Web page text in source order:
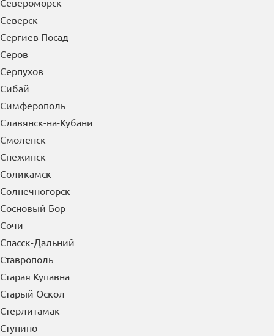
Северодвинск
Североморск
Северск
Сергиев Посад
Серов
Серпухов
Сибай
Симферополь
Славянск-на-Кубани
Смоленск
Снежинск
Соликамск
Солнечногорск
Сосновый Бор
Сочи
Спасск-Дальний
Ставрополь
Старая Купавна
Старый Оскол
Стерлитамак